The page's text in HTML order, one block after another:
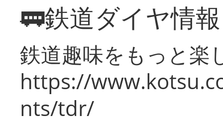
🚃鉄道ダイヤ情
鉄道趣味をもっと楽
https://
nts/tdr/